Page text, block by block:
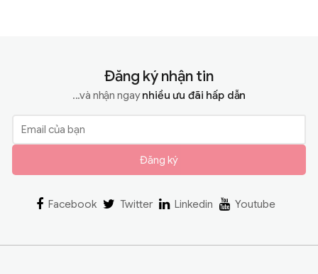
Đăng ký nhận tin
...và nhận ngaynhiều ưu đãi hấp dẫn
Đăng ký
Facebook Twitter Linkedin Youtube